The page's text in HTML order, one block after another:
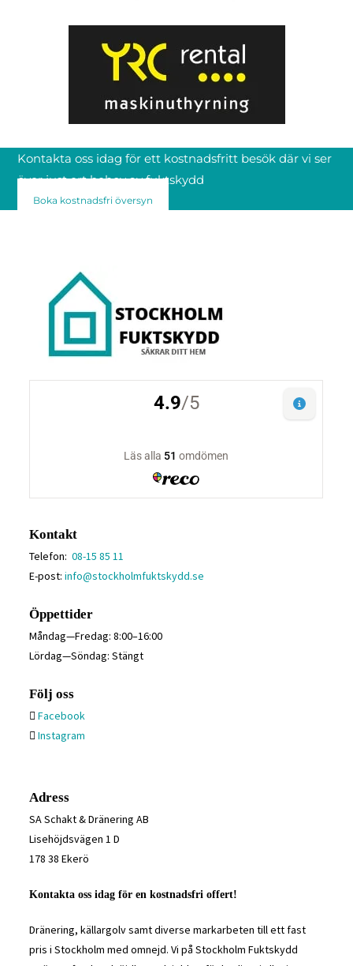
Kontakta oss idag för ett kostnadsfritt besök där vi ser
över just ert behov av fuktskydd
Boka kostnadsfri översyn
Kontakt
Telefon:08-15 85 11
E-post:info@stockholmfuktskydd.se
Öppettider
Måndag—Fredag: 8:00–16:00
Lördag—Söndag: Stängt
Följ oss
Facebook
Instagram
Adress
SA Schakt & Dränering AB
Lisehöjdsvägen 1 D
178 38 Ekerö
Kontakta oss idag för en kostnadsfri offert!
Dränering, källargolv samt diverse markarbeten till ett fast
pris i Stockholm med omnejd. Vi på Stockholm Fuktskydd